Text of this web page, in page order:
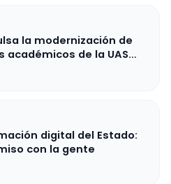
la modernización de
académicos de la UASD
digital
digital del Estado:
con la gente